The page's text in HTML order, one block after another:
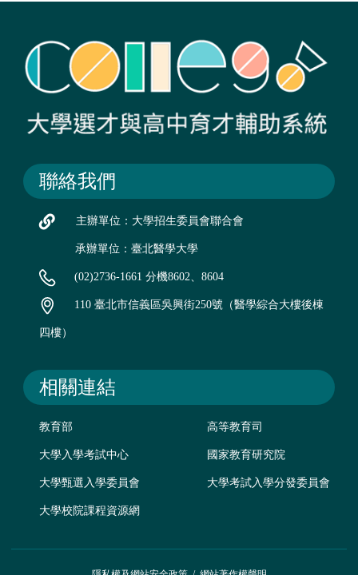
聯絡我們
主辦單位：大學招生委員會聯合會
承辦單位：臺北醫學大學
(02)2736-1661 分機8602、8604
110 臺北市信義區吳興街250號（醫學綜合大樓後棟
四樓）
相關連結
教育部 高等教育司
大學入學考試中心 國家教育研究院
大學甄選入學委員會 大學考試入學分發委員會
大學校院課程資源網